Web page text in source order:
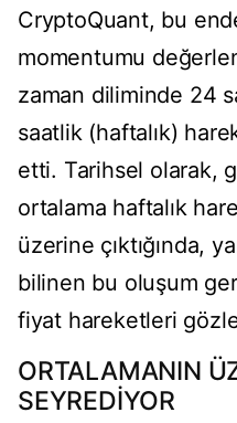
CryptoQuant, bu
momentumu
zaman diliminde 24
saatlik (haftalık)
etti. Tarihsel olarak,
ortalama haftalık
üzerine çıktığında,
bilinen bu oluşum
fiyat hareketleri
ORTALAMANIN
SEYREDİYOR